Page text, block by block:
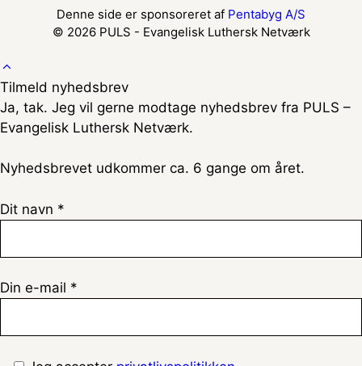
Denne side er sponsoreret af Pentabyg A/S
© 2026 PULS - Evangelisk Luthersk Netværk
Tilmeld nyhedsbrev
Ja, tak. Jeg vil gerne modtage nyhedsbrev fra PULS –
Evangelisk Luthersk Netværk.
Nyhedsbrevet udkommer ca. 6 gange om året.
Dit navn *
Din e-mail *